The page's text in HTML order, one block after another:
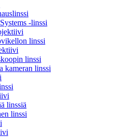
-linssi
linssi
linssi
kameran linssi
linssiä
linssi